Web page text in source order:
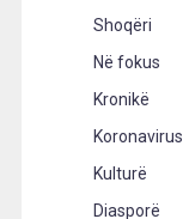
Shoqëri
Në fokus
Kronikë
Koronavirus
Kulturë
Diasporë